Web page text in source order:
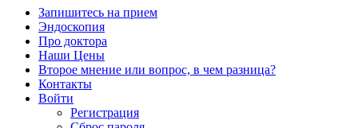
Запишитесь на прием
Эндоскопия
Про доктора
Наши Цены
Второе мнение или вопрос, в чем разница?
Контакты
Войти
Регистрация